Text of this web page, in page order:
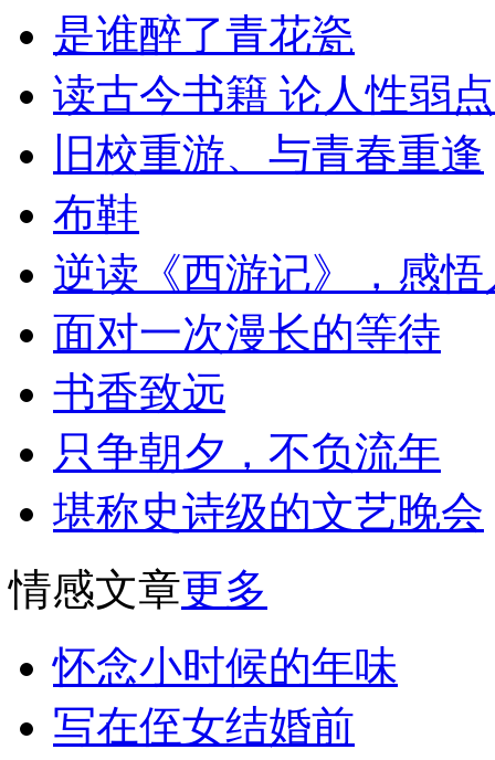
是谁醉了青花瓷
读古今书籍 论人性弱点
旧校重游、与青春重逢
布鞋
逆读《西游记》，感
面对一次漫长的等待
书香致远
只争朝夕，不负流年
堪称史诗级的文艺晚会
情感文章更多
怀念小时候的年味
写在侄女结婚前